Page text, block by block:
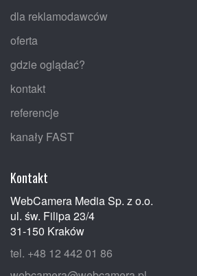
dla reklamodawców
oferta
gdzie oglądać?
kontakt
referencje
kanały FAST
Kontakt
WebCamera Media Sp. z o.o.
ul. św. Filipa 23/4
31-150 Kraków
tel. +48 12 442 01 86